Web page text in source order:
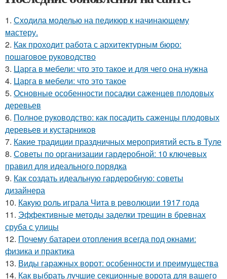
1. Сходила моделью на педикюр к начинающему
мастеру.
2. Как проходит работа с архитектурным бюро:
пошаговое руководство
3. Царга в мебели: что это такое и для чего она нужна
4. Царга в мебели: что это такое
5. Основные особенности посадки саженцев плодовых
деревьев
6. Полное руководство: как посадить саженцы плодовых
деревьев и кустарников
7. Какие традиции праздничных мероприятий есть в Туле
8. Советы по организации гардеробной: 10 ключевых
правил для идеального порядка
9. Как создать идеальную гардеробную: советы
дизайнера
10. Какую роль играла Чита в революции 1917 года
11. Эффективные методы заделки трещин в бревнах
сруба с улицы
12. Почему батареи отопления всегда под окнами:
физика и практика
13. Виды гаражных ворот: особенности и преимущества
14. Как выбрать лучшие секционные ворота для вашего